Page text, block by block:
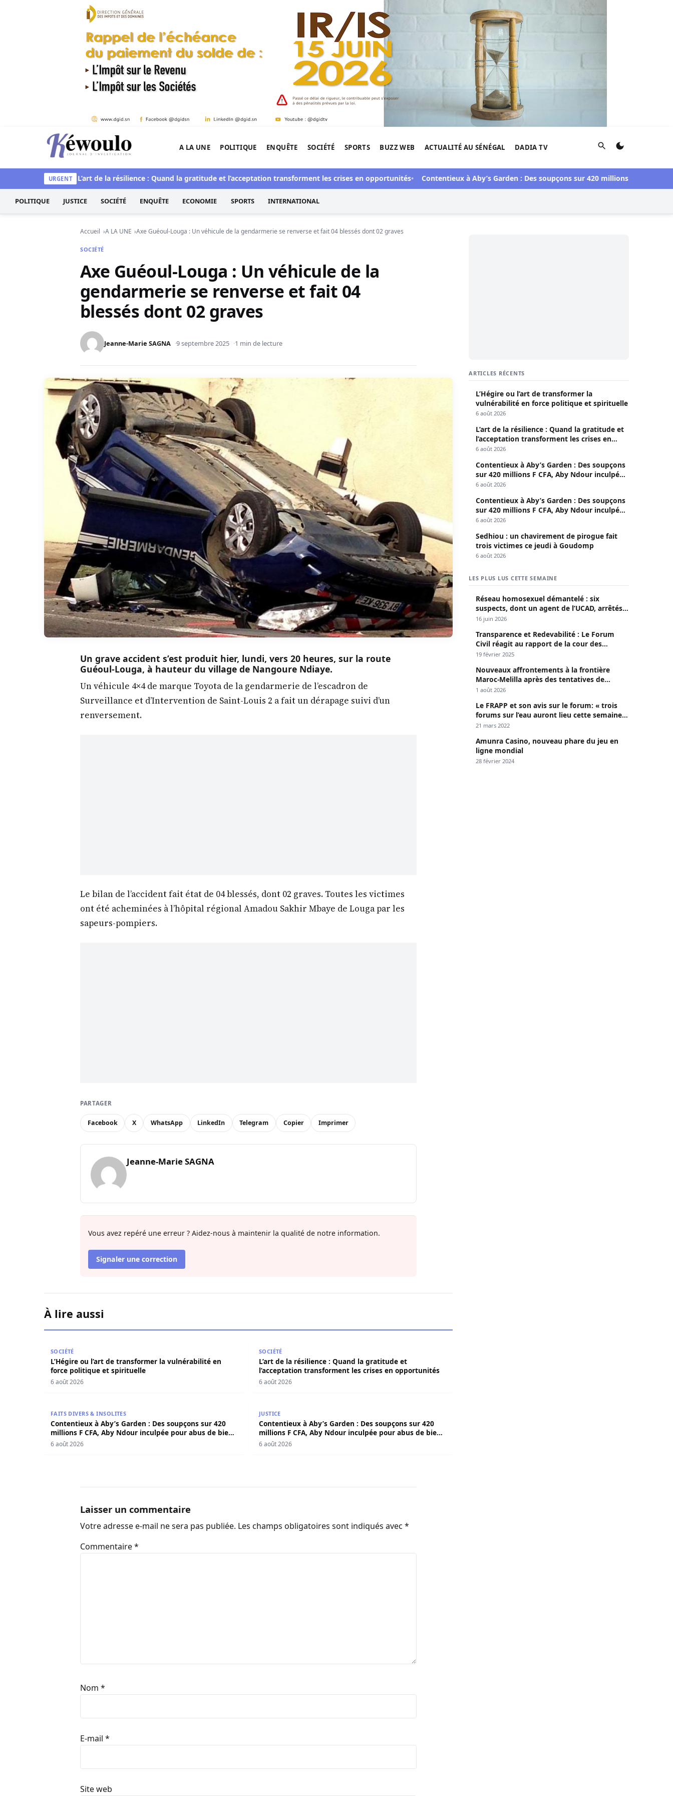
Aller au contenu
Kéwoulo, le premier site d'information et d'investigation de l'Afrique.
A LA UNE POLITIQUE ENQUÊTE SOCIÉTÉ SPORTS BUZZ WEB ACTUALITÉ AU SÉNÉGAL DADIA TV Rechercher
URGENT
L’art de la résilience : Quand la gratitude et l’acceptation transforment les crises en opportunités Contentieux à Aby’s Garden : Des soupçons sur 420 millions F CFA, Aby
POLITIQUE JUSTICE SOCIÉTÉ ENQUÊTE ECONOMIE SPORTS INTERNATIONAL
Accueil A LA UNE Axe Guéoul-Louga : Un véhicule de la gendarmerie se renverse et fait 04 blessés dont 02 graves
SOCIÉTÉ
Axe Guéoul-Louga : Un véhicule de la
gendarmerie se renverse et fait 04
blessés dont 02 graves
Jeanne-Marie SAGNA 9 septembre 2025 1 min de lecture
Un grave accident s’est produit hier, lundi, vers 20 heures, sur la route
Guéoul-Louga, à hauteur du village de Nangoure Ndiaye.
Un véhicule 4×4 de marque Toyota de la gendarmerie de l’escadron de
Surveillance et d’Intervention de Saint-Louis 2 a fait un dérapage suivi d’un
renversement.
Le bilan de l’accident fait état de 04 blessés, dont 02 graves. Toutes les victimes
ont été acheminées à l’hôpital régional Amadou Sakhir Mbaye de Louga par les
sapeurs-pompiers.
PARTAGER
Facebook X WhatsApp LinkedIn Telegram Copier Imprimer
Jeanne-Marie SAGNA
Vous avez repéré une erreur ? Aidez-nous à maintenir la qualité de notre information.
Signaler une correction
À lire aussi
SOCIÉTÉ
L’Hégire ou l’art de transformer la vulnérabilité en
force politique et spirituelle
6 août 2026
SOCIÉTÉ
L’art de la résilience : Quand la gratitude et
l’acceptation transforment les crises en opportunités
6 août 2026
FAITS DIVERS & INSOLITES
Contentieux à Aby’s Garden : Des soupçons sur 420
millions F CFA, Aby Ndour inculpée pour abus de biens
sociaux
6 août 2026
JUSTICE
Contentieux à Aby’s Garden : Des soupçons sur 420
millions F CFA, Aby Ndour inculpée pour abus de biens
sociaux
6 août 2026
Laisser un commentaire
Votre adresse e-mail ne sera pas publiée. Les champs obligatoires sont indiqués avec *
Commentaire*
Nom *
E-mail *
Site web
ARTICLES RÉCENTS
L’Hégire ou l’art de transformer la
vulnérabilité en force politique et spirituelle
6 août 2026
L’art de la résilience : Quand la gratitude et
l’acceptation transforment les crises en
opportunités
6 août 2026
Contentieux à Aby’s Garden : Des soupçons
sur 420 millions F CFA, Aby Ndour inculpée
pour abus de biens sociaux
6 août 2026
Contentieux à Aby’s Garden : Des soupçons
sur 420 millions F CFA, Aby Ndour inculpée
pour abus de biens sociaux
6 août 2026
Sedhiou : un chavirement de pirogue fait
trois victimes ce jeudi à Goudomp
6 août 2026
LES PLUS LUS CETTE SEMAINE
Réseau homosexuel démantelé : six
suspects, dont un agent de l’UCAD, arrêtés à
Keur Massar ; l’un avoue avoir propagé le
16 juin 2026
Transparence et Redevabilité : Le Forum
Civil réagit au rapport de la cour des
comptes
19 février 2025
Nouveaux affrontements à la frontière
Maroc-Melilla après des tentatives de
passage
1 août 2026
Le FRAPP et son avis sur le forum: « trois
forums sur l’eau auront lieu cette semaine à
Dakar »
21 mars 2022
Amunra Casino, nouveau phare du jeu en
ligne mondial
28 février 2024